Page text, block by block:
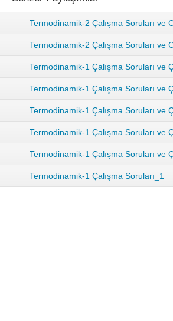
Termodinamik-2 Çalışma Soruları ve
Termodinamik-2 Çalışma Soruları ve
Termodinamik-1 Çalışma Soruları ve
Termodinamik-1 Çalışma Soruları ve
Termodinamik-1 Çalışma Soruları ve
Termodinamik-1 Çalışma Soruları ve
Termodinamik-1 Çalışma Soruları ve
Termodinamik-1 Çalışma Soruları_1